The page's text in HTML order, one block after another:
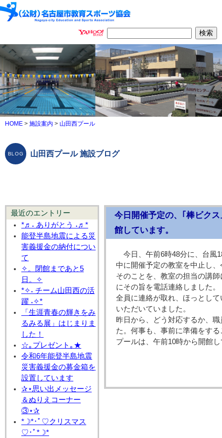
HOME > 施設案内 > 山田西プール
山田西プール 施設ブログ
最近のエントリー
*♬˖ ありがとう ˖♬*
能登半島地震による災
害義援金の納付につい
て
✧。閉館まであと5
日。✧
*✧˖ チーム山田西の活
躍 ˖✧*
「生涯青春の輝きをみ
るみる展」はじまりま
した！
☆｡プレゼント｡★
令和6年能登半島地震
災害義援金の募金箱を
設置しています
✰⋆思い出メッセージ
＆ぬりえコーナー
③⋆✰
*☽*･ﾟ♡クリスマス
♡･ﾟ*☽*
今日開催予定の、｢棒ビク
館しています。
今日、午前6時48分に、台風
中に開催予定の教室を中止し
そのことを、教室の担当の講
にその旨を電話連絡しました。
全員に連絡が取れ、ほっとし
いただいていました。
昨日から、どう対応するか、
た。何事も、事前に準備をす
プールは、午前10時から開館